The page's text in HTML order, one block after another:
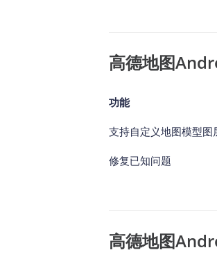
高德地图
功能
支持自定义地图模型图
修复已知问题
高德地图